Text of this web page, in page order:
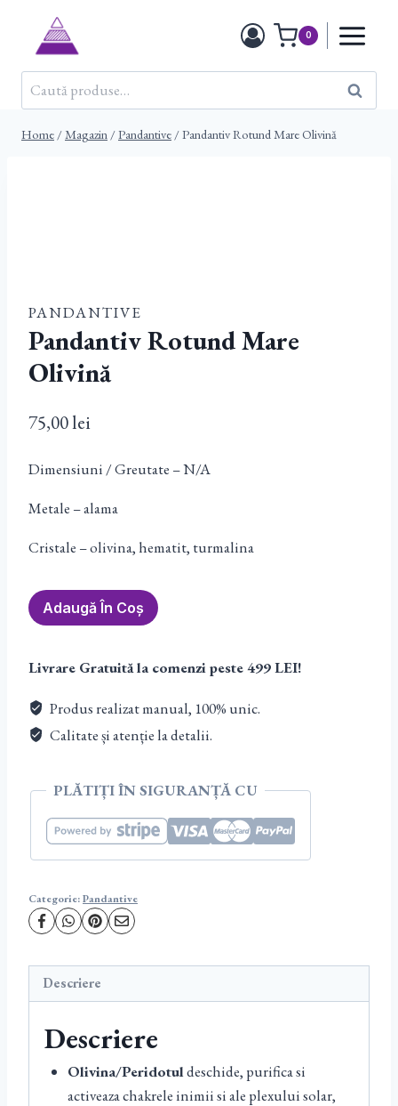
content
0
Caută
după:
Caută
Home / Magazin /Pandantive /Pandantiv Rotund Mare Olivină
PANDANTIVE
Pandantiv Rotund Mare
Olivină
75,00lei
Dimensiuni / Greutate – N/A
Metale – alama
Cristale – olivina, hematit, turmalina
Cantitate
Pandantiv
Mare
Olivină
Adaugă În Coș
Livrare Gratuită la comenzi peste 499 LEI!
Produs realizat manual, 100% unic.
Calitate și atenție la detalii.
PLĂTIȚI ÎN SIGURANȚĂ CU
Categorie:Pandantive
Descriere
Descriere
Olivina/Peridotuldeschide, purifica si
activeaza chakrele inimii si ale plexului solar,